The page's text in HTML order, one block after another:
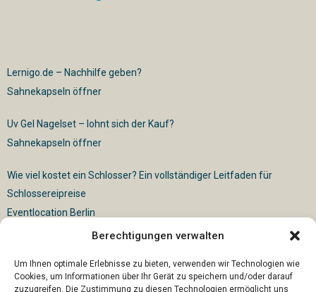
Berechtigungen verwalten
Um Ihnen optimale Erlebnisse zu bieten, verwenden wir Technologien wie
Cookies, um Informationen über Ihr Gerät zu speichern und/oder darauf
zuzugreifen. Die Zustimmung zu diesen Technologien ermöglicht uns
Lernigo.de – Nachhilfe geben?
Sahnekapseln öffner
Uv Gel Nagelset – lohnt sich der Kauf?
Sahnekapseln öffner
Wie viel kostet ein Schlosser? Ein vollständiger Leitfaden für
Schlossereipreise
Eventlocation Berlin
Für die vollautomatische Sackentleerung gibt es vielfältige
Lösungen